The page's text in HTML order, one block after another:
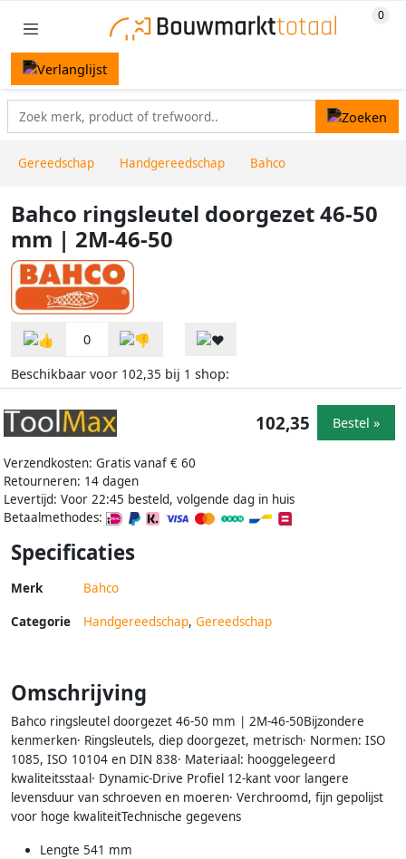
Gereedschap Handgereedschap Bahco
Bahco ringsleutel doorgezet 46-50
mm | 2M-46-50
0
Beschikbaar voor 102,35 bij 1 shop:
Verzendkosten: Gratis vanaf € 60
Retourneren: 14 dagen
Levertijd: Voor 22:45 besteld, volgende dag in huis
Betaalmethodes:
102,35 Bestel »
Specificaties
Merk Bahco
Categorie Handgereedschap, Gereedschap
Omschrijving
Bahco ringsleutel doorgezet 46-50 mm | 2M-46-50Bijzondere
kenmerken· Ringsleutels, diep doorgezet, metrisch· Normen: ISO
1085, ISO 10104 en DIN 838· Materiaal: hooggelegeerd
kwaliteitsstaal· Dynamic-Drive Profiel 12-kant voor langere
levensduur van schroeven en moeren· Verchroomd, fijn gepolijst
voor hoge kwaliteitTechnische gegevens
Lengte 541 mm